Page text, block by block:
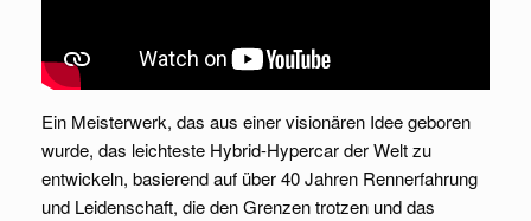
Ein Meisterwerk, das aus einer visionären Idee geboren
wurde, das leichteste Hybrid-Hypercar der Welt zu
entwickeln, basierend auf über 40 Jahren Rennerfahrung
und Leidenschaft, die den Grenzen trotzen und das